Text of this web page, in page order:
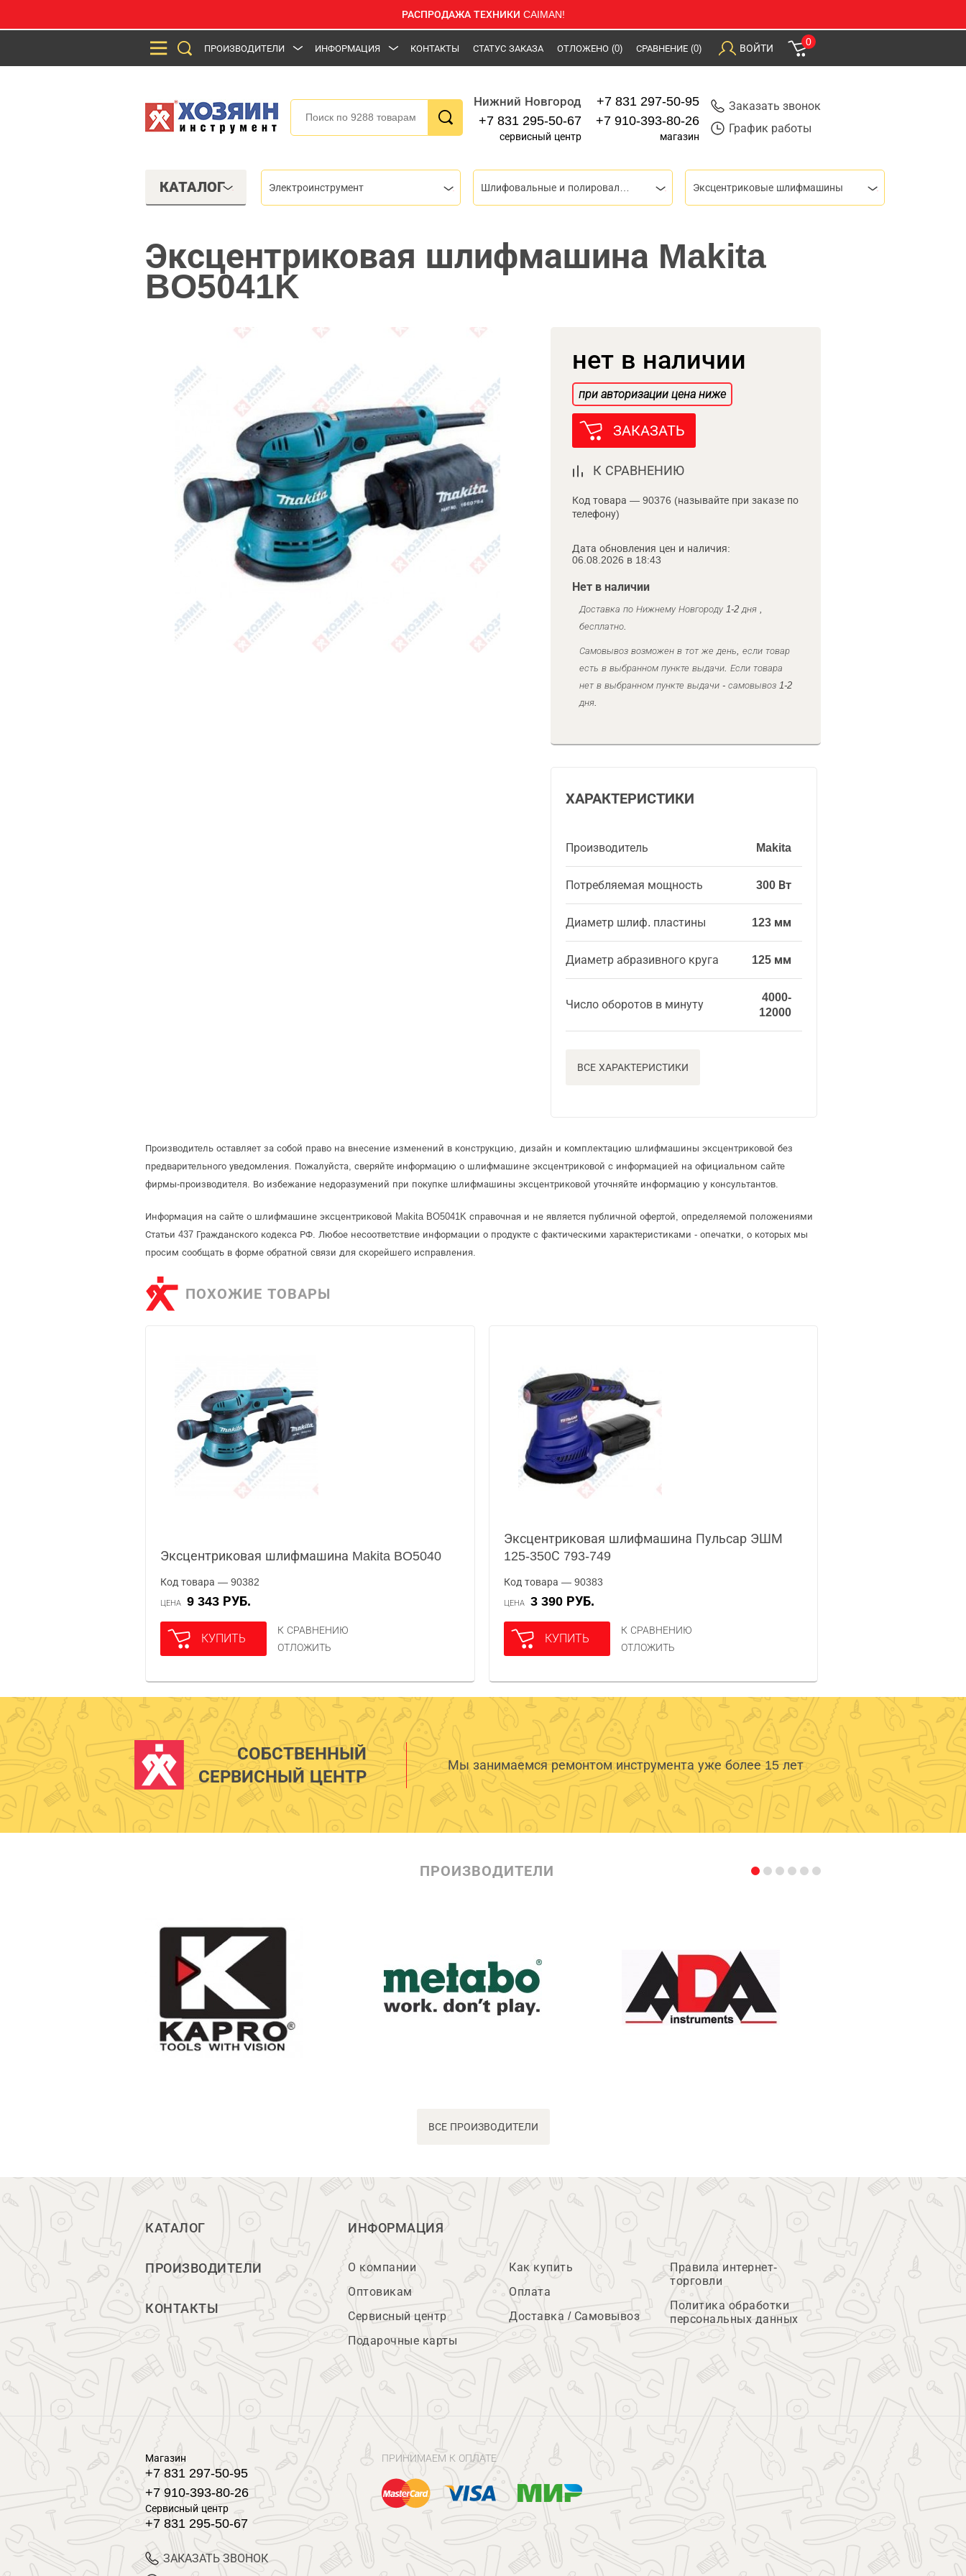
РАСПРОДАЖА ТЕХНИКИ CAIMAN!
ПРОИЗВОДИТЕЛИ ИНФОРМАЦИЯ КОНТАКТЫ СТАТУС ЗАКАЗА ОТЛОЖЕНО (0) СРАВНЕНИЕ (0) ВОЙТИ
0
Нижний Новгород
+7 831 295-50-67
сервисный центр
+7 831 297-50-95
+7 910-393-80-26
магазин
Заказать звонок
График работы
КАТАЛОГ Электроинструмент Эксцентриковые шлифмашины
Эксцентриковая шлифмашина Makita
BO5041K
нет в наличии
при авторизации цена ниже
ЗАКАЗАТЬ
К СРАВНЕНИЮ
Код товара — 90376 (называйте при заказе по
телефону)
Дата обновления цен и наличия:
06.08.2026 в 18:43
Нет в наличии
Доставка по Нижнему Новгороду 1-2 дня ,
бесплатно.
Самовывоз возможен в тот же день, если товар
есть в выбранном пункте выдачи. Если товара
нет в выбранном пункте выдачи - самовывоз 1-2
дня.
ХАРАКТЕРИСТИКИ
Производитель Makita
Потребляемая мощность 300 Вт
Диаметр шлиф. пластины 123 мм
Диаметр абразивного круга 125 мм
Число оборотов в минуту
4000-
12000
ВСЕ ХАРАКТЕРИСТИКИ
Производитель оставляет за собой право на внесение изменений в конструкцию, дизайн и комплектацию шлифмашины эксцентриковой без
предварительного уведомления. Пожалуйста, сверяйте информацию о шлифмашине эксцентриковой с информацией на официальном сайте
фирмы-производителя. Во избежание недоразумений при покупке шлифмашины эксцентриковой уточняйте информацию у консультантов.
Информация на сайте о шлифмашине эксцентриковой Makita BO5041K справочная и не является публичной офертой, определяемой положениями
Статьи 437 Гражданского кодекса РФ. Любое несоответствие информации о продукте с фактическими характеристиками - опечатки, о которых мы
просим сообщать в форме обратной связи для скорейшего исправления.
ПОХОЖИЕ ТОВАРЫ
Эксцентриковая шлифмашина Makita BO5040
Код товара — 90382
ЦЕНА 9 343 РУБ.
КУПИТЬ
К СРАВНЕНИЮ
ОТЛОЖИТЬ
Эксцентриковая шлифмашина Пульсар ЭШМ
125-350С 793-749
Код товара — 90383
ЦЕНА 3 390 РУБ.
КУПИТЬ
К СРАВНЕНИЮ
ОТЛОЖИТЬ
СОБСТВЕННЫЙ
СЕРВИСНЫЙ ЦЕНТР
Мы занимаемся ремонтом инструмента уже более 15 лет
ПРОИЗВОДИТЕЛИ
ВСЕ ПРОИЗВОДИТЕЛИ
КАТАЛОГ
ПРОИЗВОДИТЕЛИ
КОНТАКТЫ
ИНФОРМАЦИЯ
О компании
Оптовикам
Сервисный центр
Подарочные карты
Как купить
Оплата
Доставка / Самовывоз
Правила интернет-
торговли
Политика обработки
персональных данных
Магазин
+7 831 297-50-95
+7 910-393-80-26
Сервисный центр
+7 831 295-50-67
ЗАКАЗАТЬ ЗВОНОК
ПРИНИМАЕМ К ОПЛАТЕ